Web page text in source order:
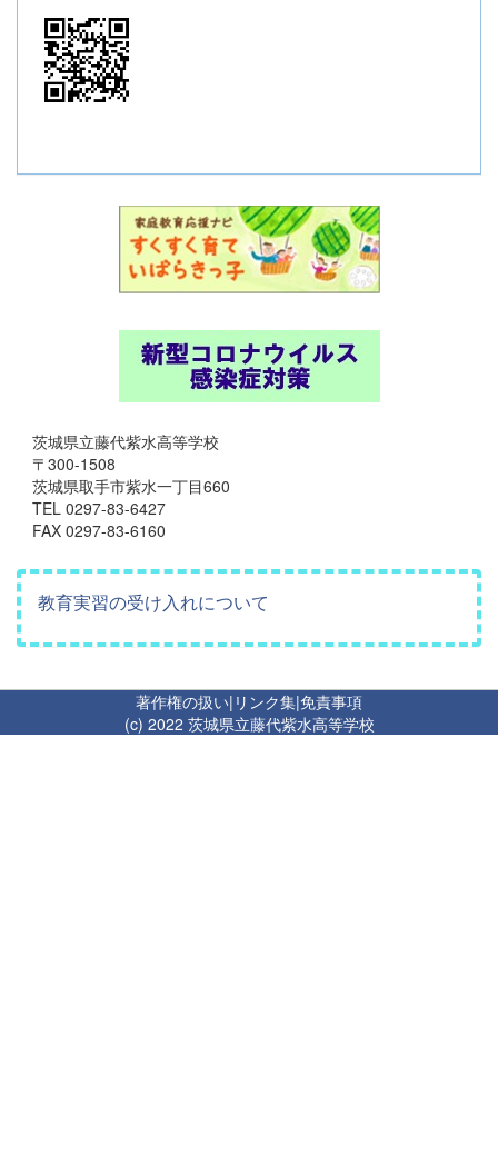
茨城県立藤代紫水高等学校
〒300-1508
茨城県取手市紫水一丁目660
TEL 0297-83-6427
FAX 0297-83-6160
教育実習の受け入れについて
著作権の扱い| リンク集|免責事項
(c) 2022 茨城県立藤代紫水高等学校